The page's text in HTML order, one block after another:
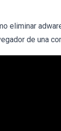
eliminar
de una